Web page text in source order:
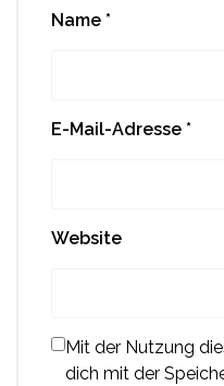
Name *
E-Mail-Adresse *
Website
Mit der Nutzung
dich mit der